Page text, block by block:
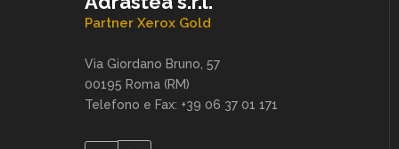
Partner Xerox Gold
Via Giordano Bruno, 57
00195 Roma (RM)
Telefono e Fax: +39 06 37 01 171